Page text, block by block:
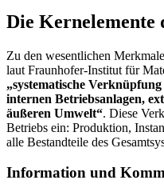
Die
Zu den wesentlichen
laut Fraunhofer-Institut für
„systematische
internen Betriebsanlagen,
äußeren Umwelt“. Diese
Betriebs ein: Produktion,
alle Bestandteile des
Information und